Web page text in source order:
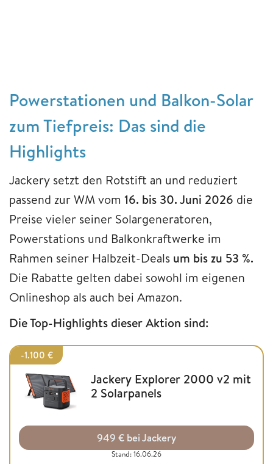
Powerstationen und Balkon-Solar
zum Tiefpreis: Das sind die
Highlights
Jackery setzt den Rotstift an und reduziert
passend zur WM vom 16. bis 30. Juni 2026 die
Preise vieler seiner Solargeneratoren,
Powerstations und Balkonkraftwerke im
Rahmen seiner Halbzeit-Deals um bis zu 53 %.
Die Rabatte gelten dabei sowohl im eigenen
Onlineshop als auch bei Amazon.
Die Top-Highlights dieser Aktion sind:
-1.100 €
Jackery Explorer 2000 v2 mit
2 Solarpanels
949 € bei Jackery
Stand: 16.06.26